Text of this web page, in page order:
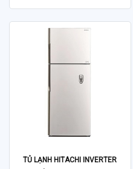
TỦ LẠNH HITACHI INVERTER